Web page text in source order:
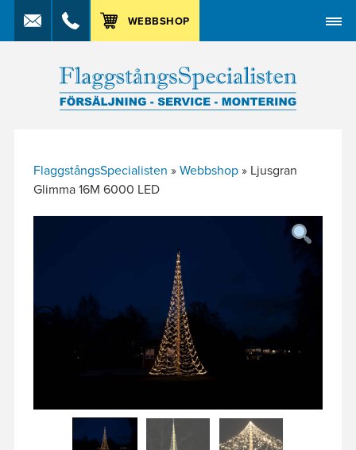
WEBBSHOP
MENY
FlaggstångsSpecialisten » Webbshop» Ljusgran
Glimma 16M 6000 LED